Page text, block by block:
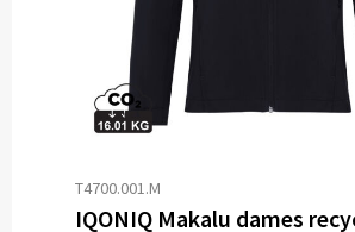
T4700.001.M